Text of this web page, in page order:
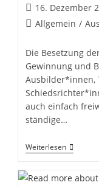
Beitrag
veröffentlicht:
16. Dezember
Beitrags-
Allgemein /
Die Besetzung
Gewinnung und
Ausbilder*innen,
auch einfach
ständige…
Weiterlesen
Beim